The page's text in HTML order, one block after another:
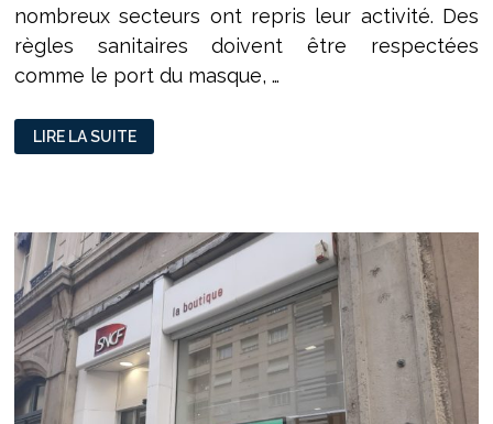
nombreux secteurs ont repris leur activité. Des
règles sanitaires doivent être respectées
comme le port du masque, …
COVID-
19
:
LIRE LA SUITE